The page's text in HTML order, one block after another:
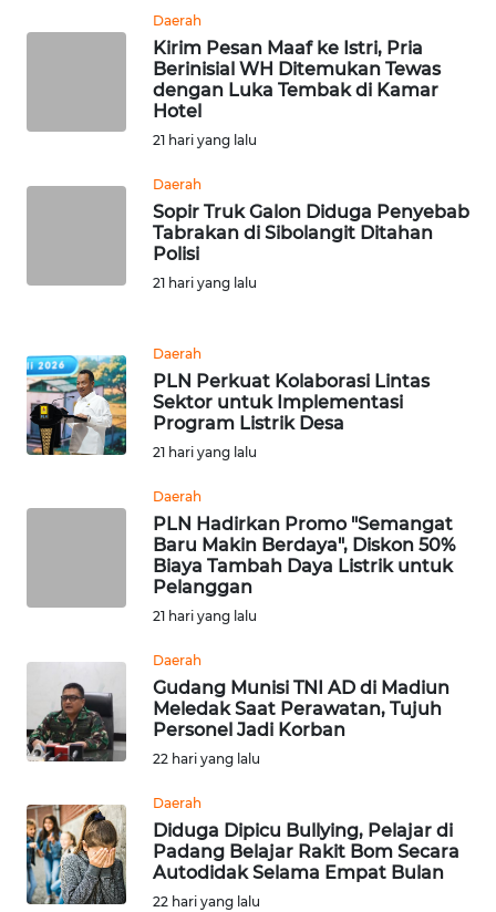
Daerah
Kirim Pesan Maaf ke Istri, Pria
Berinisial WH Ditemukan Tewas
dengan Luka Tembak di Kamar
Hotel
21 hari yang lalu
Daerah
Sopir Truk Galon Diduga Penyebab
Tabrakan di Sibolangit Ditahan
Polisi
21 hari yang lalu
Daerah
PLN Perkuat Kolaborasi Lintas
Sektor untuk Implementasi
Program Listrik Desa
21 hari yang lalu
Daerah
PLN Hadirkan Promo "Semangat
Baru Makin Berdaya", Diskon 50%
Biaya Tambah Daya Listrik untuk
Pelanggan
21 hari yang lalu
Daerah
Gudang Munisi TNI AD di Madiun
Meledak Saat Perawatan, Tujuh
Personel Jadi Korban
22 hari yang lalu
Daerah
Diduga Dipicu Bullying, Pelajar di
Padang Belajar Rakit Bom Secara
Autodidak Selama Empat Bulan
22 hari yang lalu
WN
BINTAN
WN
LABUANBAJO
WN
WAHANA
WAHANA
TANI
ADVOKAT
WAHANA
INFRASTRUKTUR